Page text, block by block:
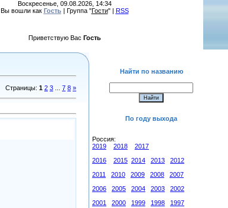
Воскресенье, 09.08.2026, 14:34
Вы вошли как Гость| Группа "Гости" | RSS
Приветствую Вас Гость
Страницы: 1 2 3 7 8 »
Найти по названию
По году выхода
Россия:
2019
2018
2017
2016
2015 2014 2013
2012
2011
2010 2009 2008
2007
2006
2005 2004 2003
2002
2001
2000 1999 1998
1997